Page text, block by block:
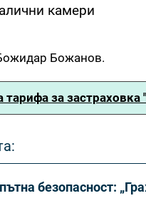
камери
Божанов.
за
безопасност: